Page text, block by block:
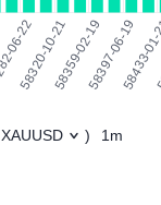
XAUUSD ) 1m